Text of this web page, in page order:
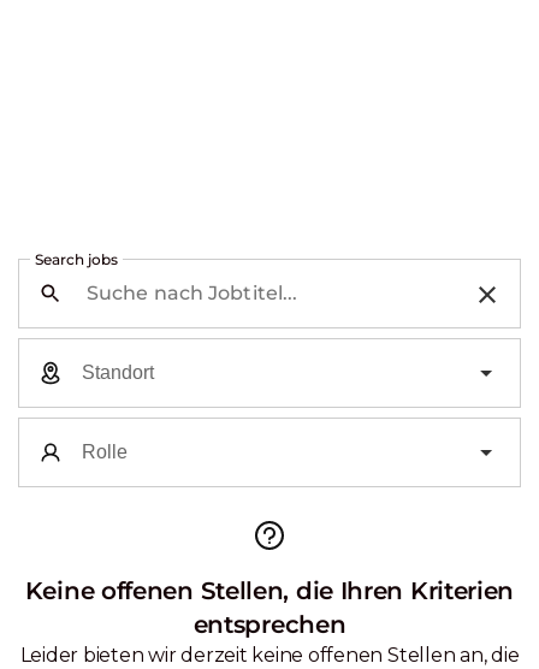
Search jobs
Keine offenen Stellen, die Ihren Kriterien
entsprechen
Leider bieten wir derzeit keine offenen Stellen an, die